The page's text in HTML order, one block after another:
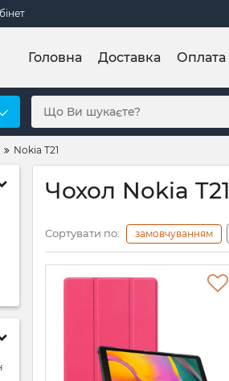
Головна Доставка Оплата
Nokia T21
Чохол Nokia T21
Сортувати по: замовчуванням